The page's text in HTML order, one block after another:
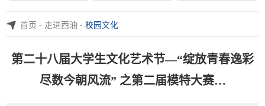
首页- 走进西油-校园文化
第二十八届大学生文化艺术节—“绽放青春逸彩
尽数今朝风流” 之第二届模特大赛…